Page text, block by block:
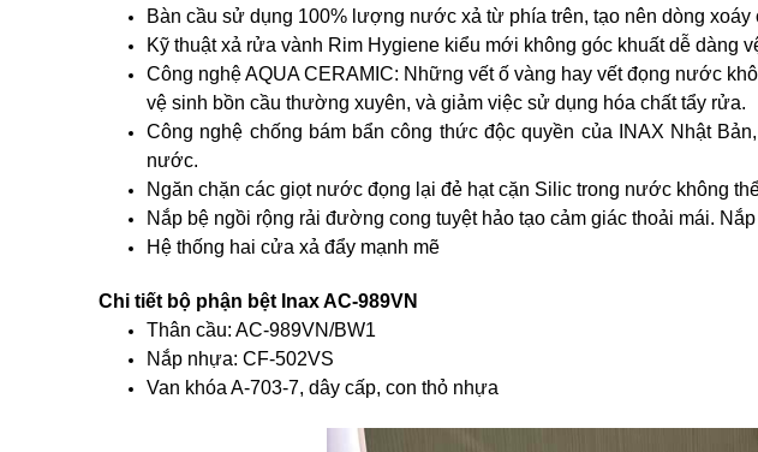
Bàn cầu sử dụng 100% lượng nước xả từ phía trên, tạo nên dòng xoáy
Kỹ thuật xả rửa vành Rim Hygiene kiểu mới không góc khuất dễ dàng
Công nghệ AQUA CERAMIC: Những vết ố vàng hay vết đọng nước
vệ sinh bồn cầu thường xuyên, và giảm việc sử dụng hóa chất tẩy rửa.
Công nghệ chống bám bẩn công thức độc quyền của INAX Nhật
nước.
Ngăn chặn các giọt nước đọng lại đẻ hạt cặn Silic trong nước không
Nắp bệ ngồi rộng rải đường cong tuyệt hảo tạo cảm giác thoải mái.
Hệ thống hai cửa xả đẩy mạnh mẽ
Chi tiết bộ phận bệt Inax AC-989VN
Thân cầu: AC-989VN/BW1
Nắp nhựa: CF-502VS
Van khóa A-703-7, dây cấp, con thỏ nhựa